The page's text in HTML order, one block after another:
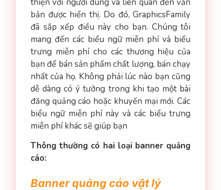
thiện với người dùng và liên quan đến văn
bản được hiển thị. Do đó, GraphicsFamily
đã sắp xếp điều này cho bạn. Chúng tôi
mang đến các biểu ngữ miễn phí và biểu
trưng miễn phí cho các thương hiệu của
bạn để bán sản phẩm chất lượng, bán chạy
nhất của họ. Không phải lúc nào bạn cũng
dễ dàng có ý tưởng trong khi tạo một bài
đăng quảng cáo hoặc khuyến mại mới. Các
biểu ngữ miễn phí này và các biểu trưng
miễn phí khác sẽ giúp bạn
Thông thường có hai loại banner quảng
cáo:
Banner quảng cáo vật lý